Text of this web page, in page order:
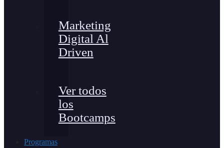
Marketing
Digital Al
Driven
Ver todos
los
Bootcamps
Programas